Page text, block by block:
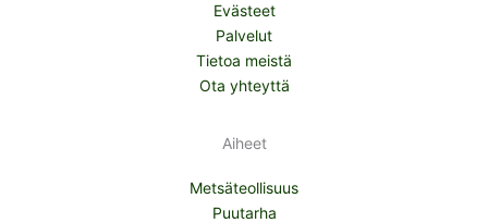
Evästeet
Palvelut
Tietoa meistä
Ota yhteyttä
Aiheet
Metsäteollisuus
Puutarha